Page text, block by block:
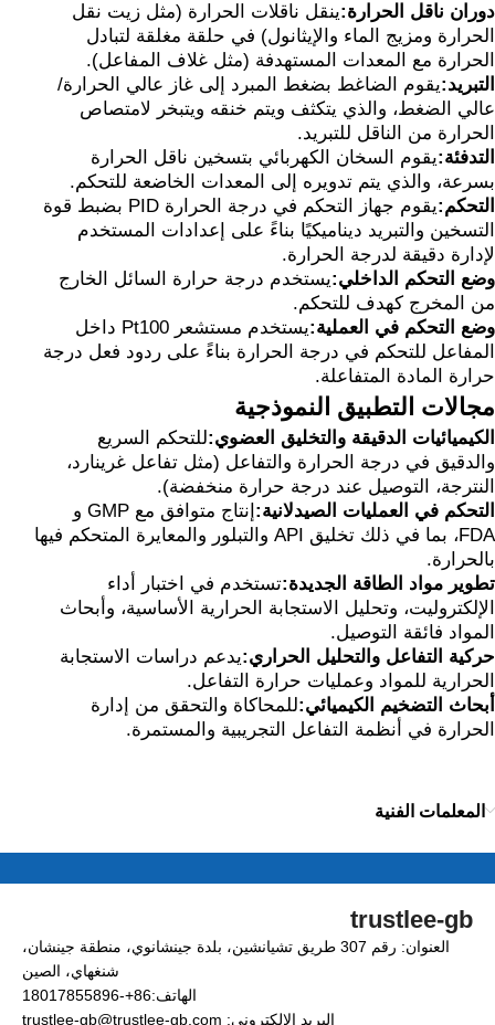
دوران ناقل الحرارة:ينقل ناقلات الحرارة (مثل زيت نقل
الحرارة ومزيج الماء والإيثانول) في حلقة مغلقة لتبادل
الحرارة مع المعدات المستهدفة (مثل غلاف المفاعل).
التبريد:يقوم الضاغط بضغط المبرد إلى غاز عالي الحرارة/
عالي الضغط، والذي يتكثف ويتم خنقه ويتبخر لامتصاص
الحرارة من الناقل للتبريد.
التدفئة:يقوم السخان الكهربائي بتسخين ناقل الحرارة
بسرعة، والذي يتم تدويره إلى المعدات الخاضعة للتحكم.
التحكم:
يقوم جهاز التحكم في درجة الحرارة PID بضبط قوة
التسخين والتبريد ديناميكيًا بناءً على إعدادات المستخدم
لإدارة دقيقة لدرجة الحرارة.
وضع التحكم الداخلي:يستخدم درجة حرارة السائل الخارج
من المخرج كهدف للتحكم.
وضع التحكم في العملية:
يستخدم مستشعر Pt100 داخل
المفاعل للتحكم في درجة الحرارة بناءً على ردود فعل درجة
حرارة المادة المتفاعلة.
مجالات التطبيق النموذجية
الكيميائيات الدقيقة والتخليق العضوي:للتحكم السريع
والدقيق في درجة الحرارة والتفاعل (مثل تفاعل غرينارد،
النترجة، التوصيل عند درجة حرارة منخفضة).
التحكم في العمليات الصيدلانية:
إنتاج متوافق مع GMP و
FDA، بما في ذلك تخليق API والتبلور والمعايرة المتحكم فيها
بالحرارة.
تطوير مواد الطاقة الجديدة:تستخدم في اختبار أداء
الإلكتروليت، وتحليل الاستجابة الحرارية الأساسية، وأبحاث
المواد فائقة التوصيل.
حركية التفاعل والتحليل الحراري:يدعم دراسات الاستجابة
الحرارية للمواد وعمليات حرارة التفاعل.
أبحاث التضخيم الكيميائي:للمحاكاة والتحقق من إدارة
الحرارة في أنظمة التفاعل التجريبية والمستمرة.
المعلمات الفنية
trustlee-gb
العنوان: رقم 307 طريق تشيانشين، بلدة جينشانوي، منطقة جينشان،
شنغهاي، الصين
الهاتف:86+-18017855896
البريد الإلكتروني: trustlee-gb@trustlee-gb.com